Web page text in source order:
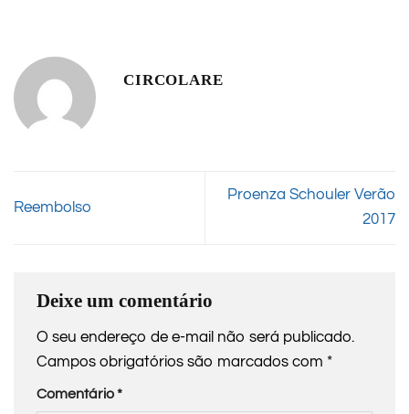
CIRCOLARE
Reembolso
Proenza Schouler Verão
2017
Deixe um comentário
O seu endereço de e-mail não será publicado.
Campos obrigatórios são marcados com *
Comentário*